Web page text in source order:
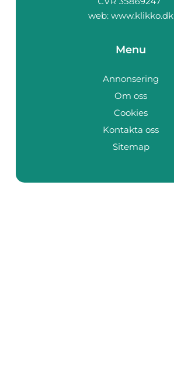
web: www.klikko.dk
Menu
Annonsering
Om oss
Cookies
Kontakta oss
Sitemap